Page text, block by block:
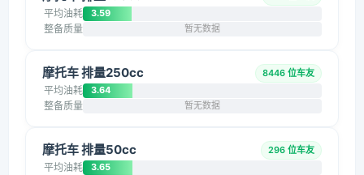
平均油耗 3.59
整备质量 暂无数据
摩托车 排量250cc 8446 位车友
平均油耗 3.64
整备质量 暂无数据
摩托车 排量50cc 296 位车友
平均油耗 3.65